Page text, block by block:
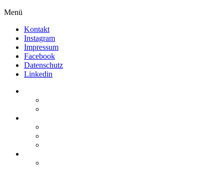
Menü
Kontakt
Instagram
Impressum
Facebook
Datenschutz
Linkedin